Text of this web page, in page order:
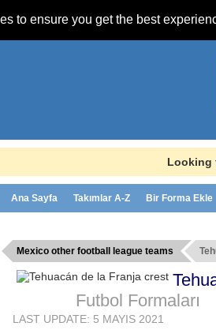
to ensure you get the best
Looking
Ana Sayfa Takımlar A-Z Bir Forma Ekle
Mexico other football league teams
Futbol Formaları
LAST UPDATE: 5 MAYIS 2021